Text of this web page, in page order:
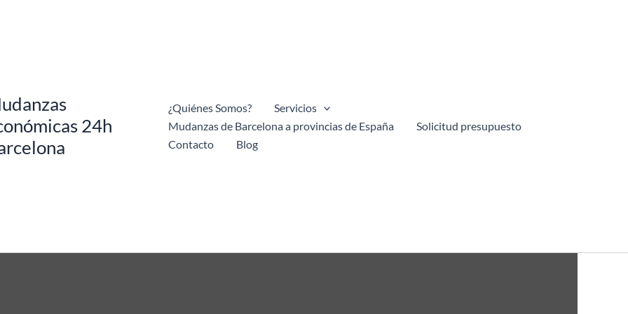
24h
¿Quiénes Somos?
Servicios
Mudanzas de Barcelona a provincias de España
Solicitud presupuesto
Contacto
Blog